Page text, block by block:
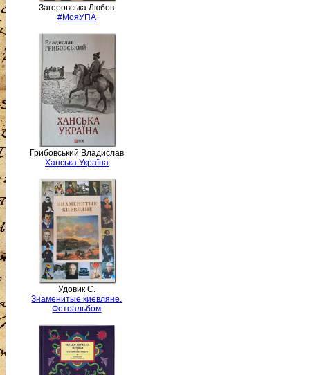
Загоровська Любов
#МояУПА
Грибовський Владислав
Ханська Україна
Удовик С.
Знаменитые киевляне.
Фотоальбом